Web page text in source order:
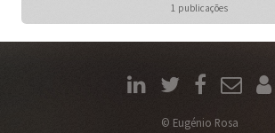
1 publicações
© Eugénio Rosa